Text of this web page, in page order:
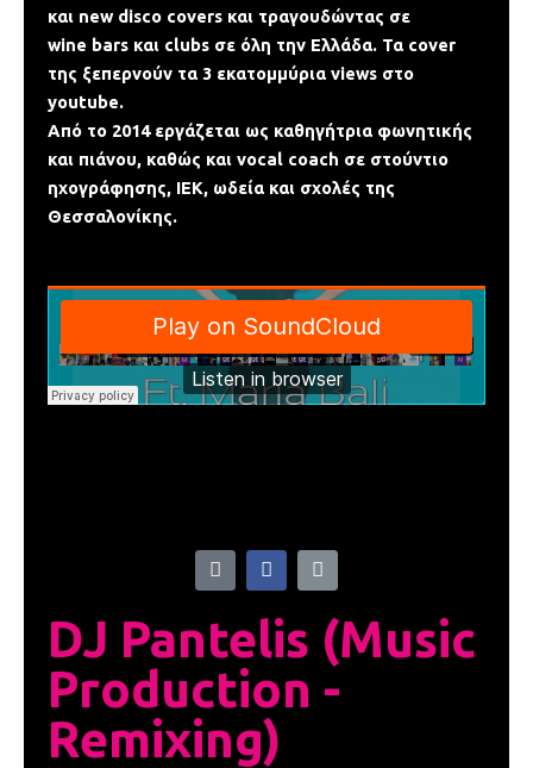
και new disco covers και τραγουδώντας σε
wine bars και clubs σε όλη την Ελλάδα. Τα cover
της ξεπερνούν τα 3 εκατομμύρια views στο
youtube.
Από το 2014 εργάζεται ως καθηγήτρια φωνητικής
και πιάνου, καθώς και vocal coach σε στούντιο
ηχογράφησης, ΙΕΚ, ωδεία και σχολές της
Θεσσαλονίκης.
L
a
t
o
p
F
a
e
o
o
k
-
f
L
i
DJ Pantelis (Music
Production -
Remixing)